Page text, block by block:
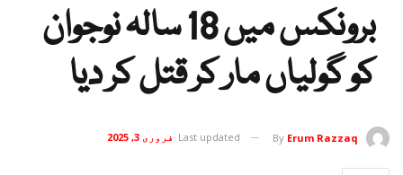
برونکس میں 18 سالہ نوجوان
کو گولیاں مار کر قتل کر دیا
By Erum Razzaq
Last updated فروری 3, 2025